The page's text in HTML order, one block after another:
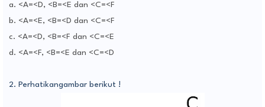
a. <A=<D, <B=<E dan <C=<F
b. <A=<E, <B=<D dan <C=<F
c. <A=<D, <B=<F dan <C=<E
d. <A=<F, <B=<E dan <C=<D
2. Perhatikangambar berikut !